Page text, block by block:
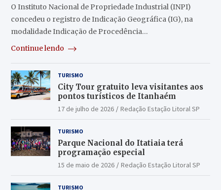
O Instituto Nacional de Propriedade Industrial (INPI)
concedeu o registro de Indicação Geográfica (IG), na
modalidade Indicação de Procedência…
Continue lendo
TURISMO
City Tour gratuito leva visitantes aos
pontos turísticos de Itanhaém
17 de julho de 2026 Redação Estação Litoral SP
TURISMO
Parque Nacional do Itatiaia terá
programação especial
15 de maio de 2026 Redação Estação Litoral SP
TURISMO